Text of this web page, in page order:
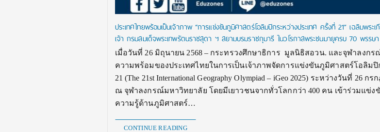
ประเทศไทยพร้อมเป็นเจ้าภาพ “การแข่งขันภูมิศาสตร์โอลิมปิกระหว่างประเทศ ครั้งที่ 21” เฉลิมพระ
เจ้า กรมสมเด็จพระเทพรัตนราชสุดา ฯ สยามบรมราชกุมารี ในวโรกาสพระชนมายุครบ 70 พรรษา
เมื่อวันที่ 26 มิถุนายน 2568 – กระทรวงศึกษาธิการ มูลนิธิสอวน. และจุฬาลงก
ความพร้อมของประเทศไทยในการเป็นเจ้าภาพจัดการแข่งขันภูมิศาสตร์โอลิมปิ
21 (The 21st International Geography Olympiad – iGeo 2025) ระหว่างวันที่ 26 ก
ณ จุฬาลงกรณ์มหาวิทยาลัย โดยมีเยาวชนจากทั่วโลกกว่า 400 คน เข้าร่วมแข่ง
ความรู้ด้านภูมิศาสตร์…
CONTINUE READING